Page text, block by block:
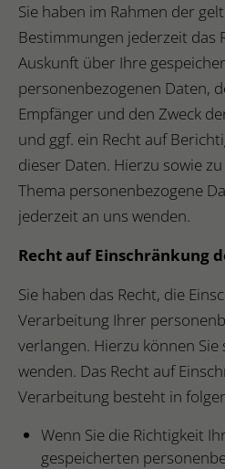
Sie haben im Rahmen der
Bestimmungen jederzeit das
Auskunft über Ihre
personenbezogenen Daten,
Empfänger und den Zweck
und ggf. ein Recht auf
dieser Daten. Hierzu sowie
Thema personenbezogene
jederzeit an uns wenden.
Recht auf Einschränkung
Sie haben das Recht, die
Verarbeitung Ihrer
verlangen. Hierzu können
wenden. Das Recht auf
Verarbeitung besteht in
Wenn Sie die Richtigkeit
gespeicherten